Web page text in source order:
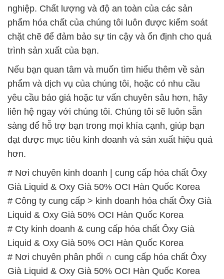
nghiệp. Chất lượng và độ an toàn của các sản
phẩm hóa chất của chúng tôi luôn được kiểm soát
chặt chẽ để đảm bảo sự tin cậy và ổn định cho quá
trình sản xuất của bạn.
Nếu bạn quan tâm và muốn tìm hiểu thêm về sản
phẩm và dịch vụ của chúng tôi, hoặc có nhu cầu
yêu cầu báo giá hoặc tư vấn chuyên sâu hơn, hãy
liên hệ ngay với chúng tôi. Chúng tôi sẽ luôn sẵn
sàng để hỗ trợ bạn trong mọi khía cạnh, giúp bạn
đạt được mục tiêu kinh doanh và sản xuất hiệu quả
hơn.
# Nơi chuyên kinh doanh | cung cấp hóa chất Ôxy
Già Liquid & Oxy Già 50% OCI Hàn Quốc Korea
# Công ty cung cấp > kinh doanh hóa chất Ôxy Già
Liquid & Oxy Già 50% OCI Hàn Quốc Korea
# Cty kinh doanh & cung cấp hóa chất Ôxy Già
Liquid & Oxy Già 50% OCI Hàn Quốc Korea
# Nơi chuyên phân phối ∩ cung cấp hóa chất Ôxy
Già Liquid & Oxy Già 50% OCI Hàn Quốc Korea